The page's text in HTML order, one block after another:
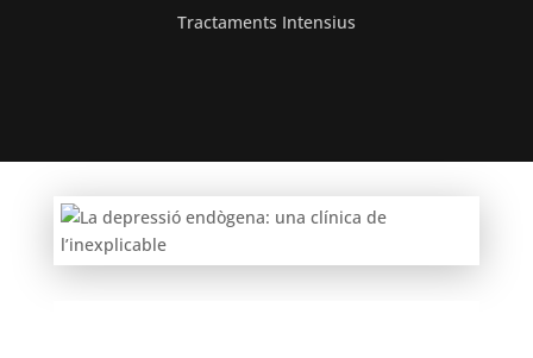
Tractaments Intensius